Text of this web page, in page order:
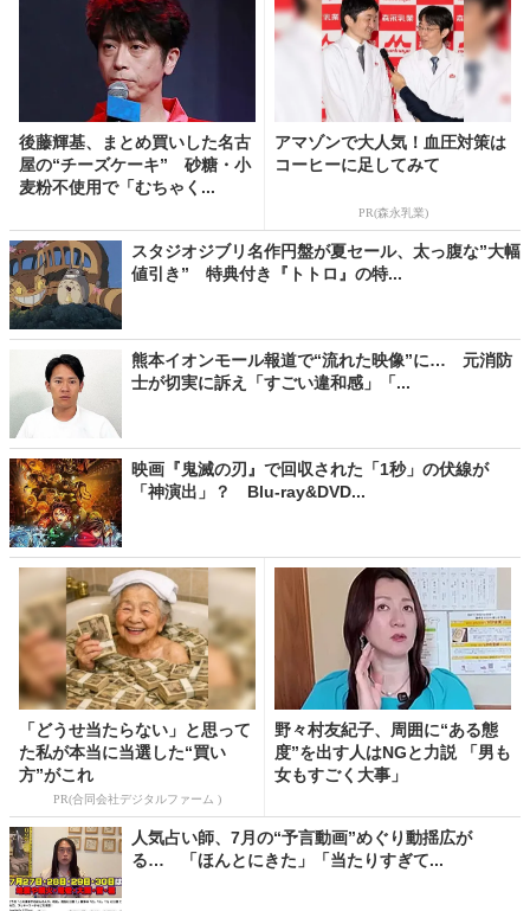
後藤輝基、まとめ買いした名古
屋の“チーズケーキ” 砂糖・小
麦粉不使用で「むちゃく...
アマゾンで大人気！血圧対策は
コーヒーに足してみて
PR(森永乳業)
スタジオジブリ名作円盤が夏セール、太っ腹な”大幅
値引き” 特典付き『トトロ』の特...
熊本イオンモール報道で“流れた映像”に… 元消防
士が切実に訴え「すごい違和感」「...
映画『鬼滅の刃』で回収された「1秒」の伏線が
「神演出」？ Blu-ray&DVD...
「どうせ当たらない」と思って
た私が本当に当選した“買い
方”がこれ
PR(合同会社デジタルファーム )
野々村友紀子、周囲に“ある態
度”を出す人はNGと力説 「男も
女もすごく大事」
人気占い師、7月の“予言動画”めぐり動揺広が
る… 「ほんとにきた」「当たりすぎて...